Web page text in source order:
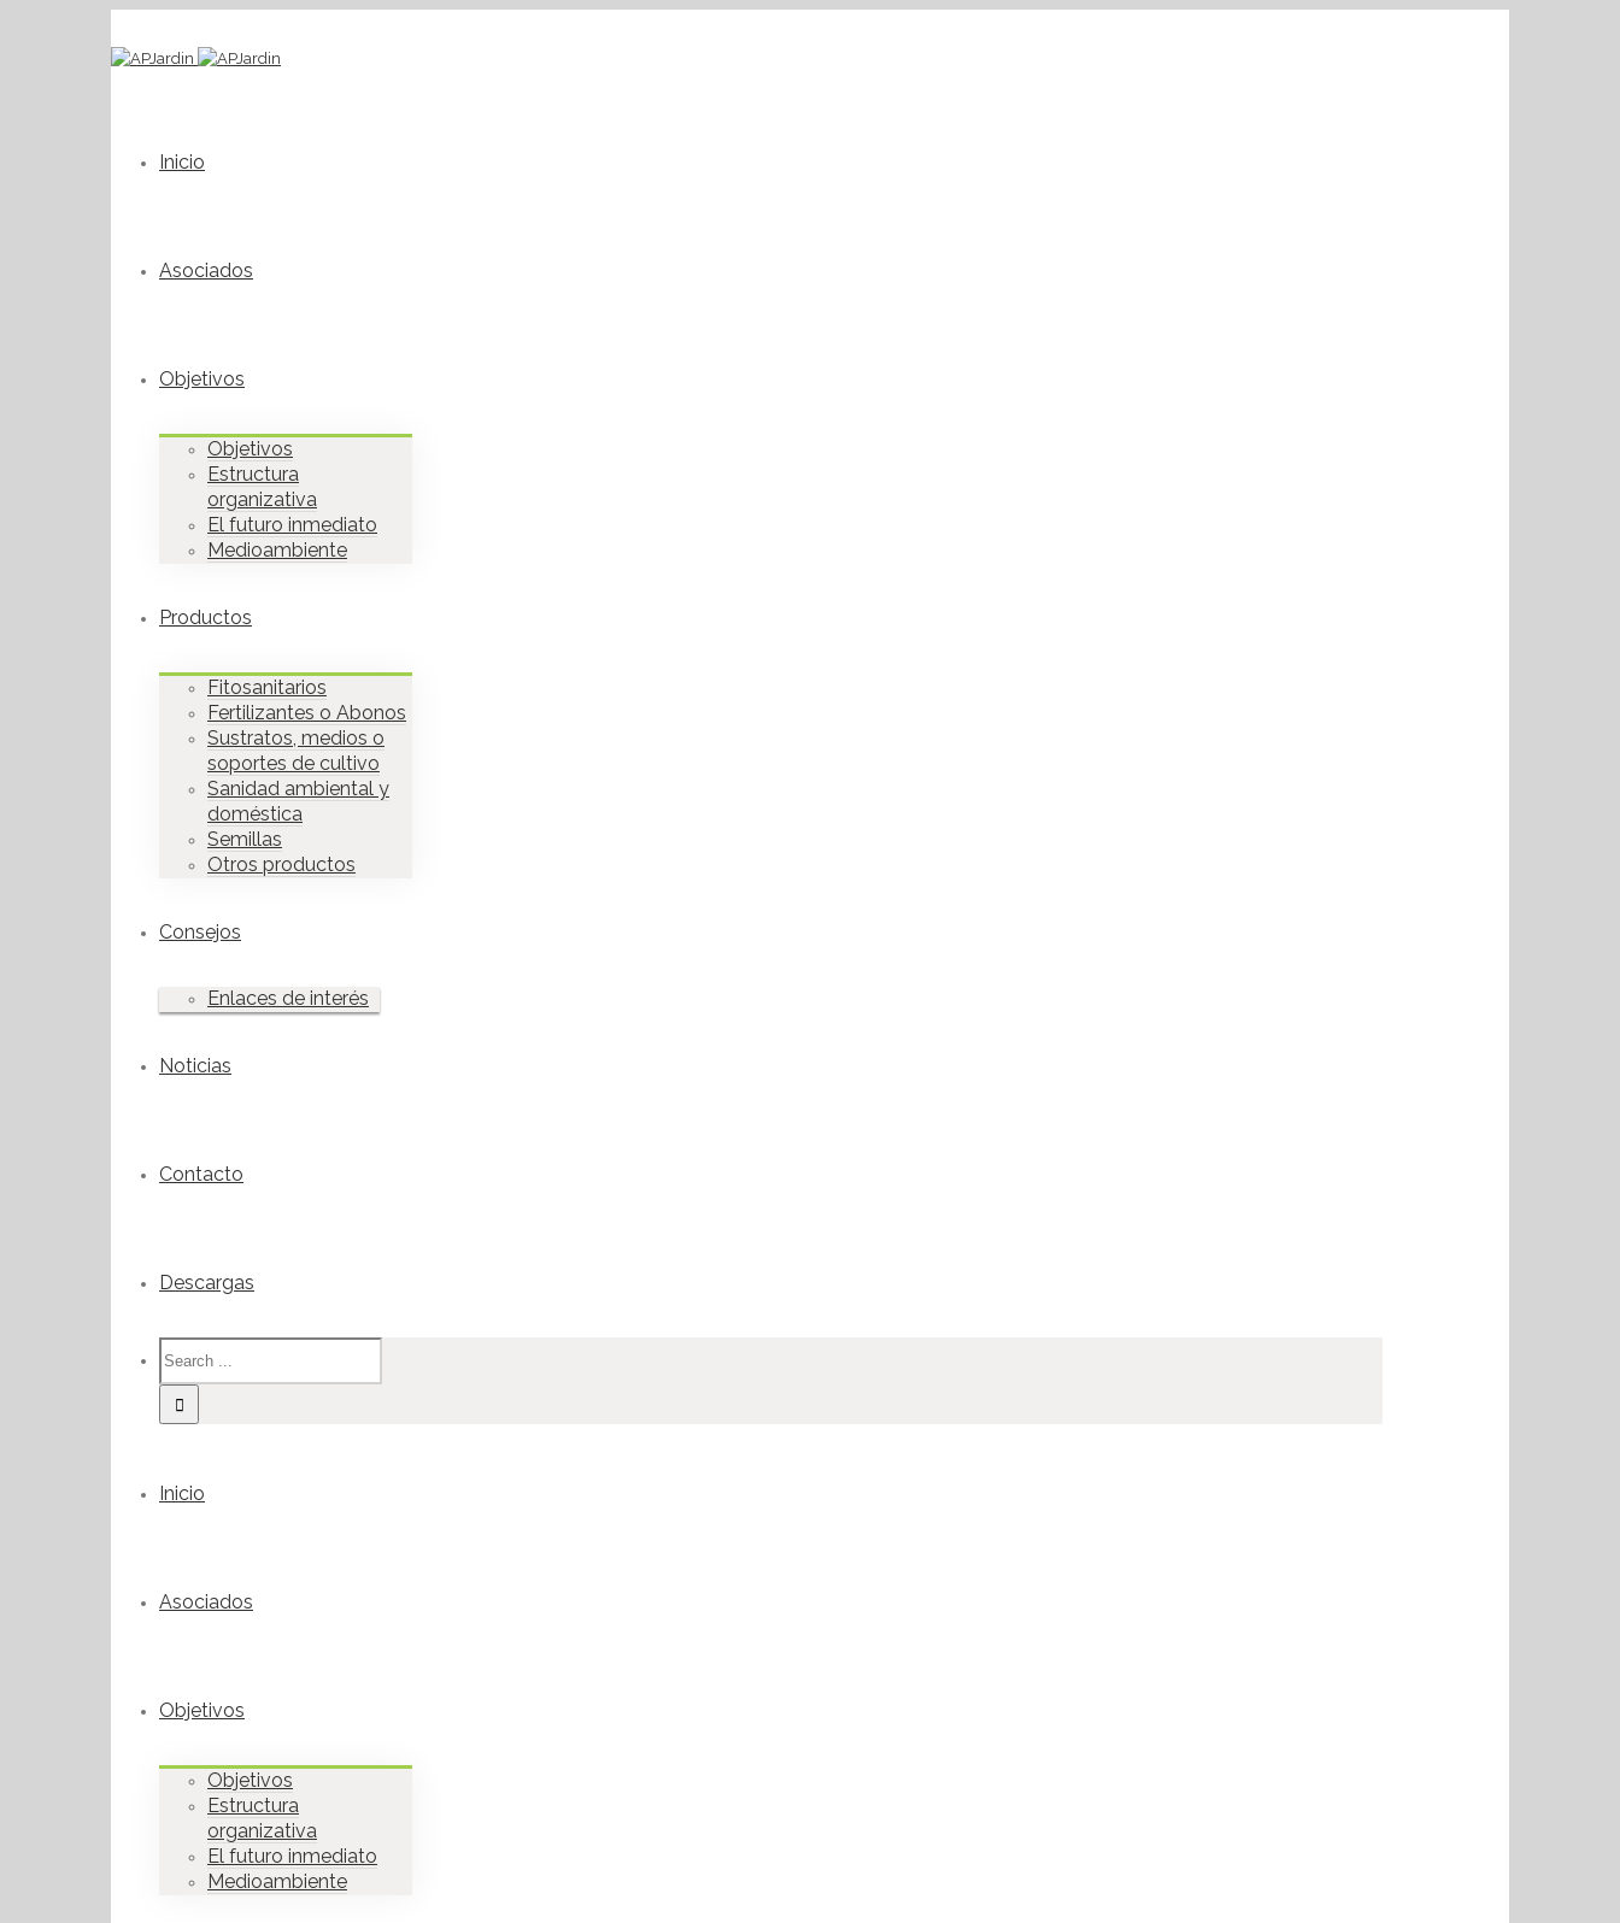
Inicio
Asociados
Objetivos
Objetivos
Estructura
organizativa
El futuro inmediato
Medioambiente
Productos
Fitosanitarios
Fertilizantes o Abonos
Sustratos, medios o
soportes de cultivo
Sanidad ambiental y
doméstica
Semillas
Otros productos
Consejos
Enlaces de interés
Noticias
Contacto
Descargas
Inicio
Asociados
Objetivos
Objetivos
Estructura
organizativa
El futuro inmediato
Medioambiente